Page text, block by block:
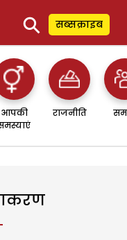
⚲ सब्सक्राइब
आपकी
राजनीति